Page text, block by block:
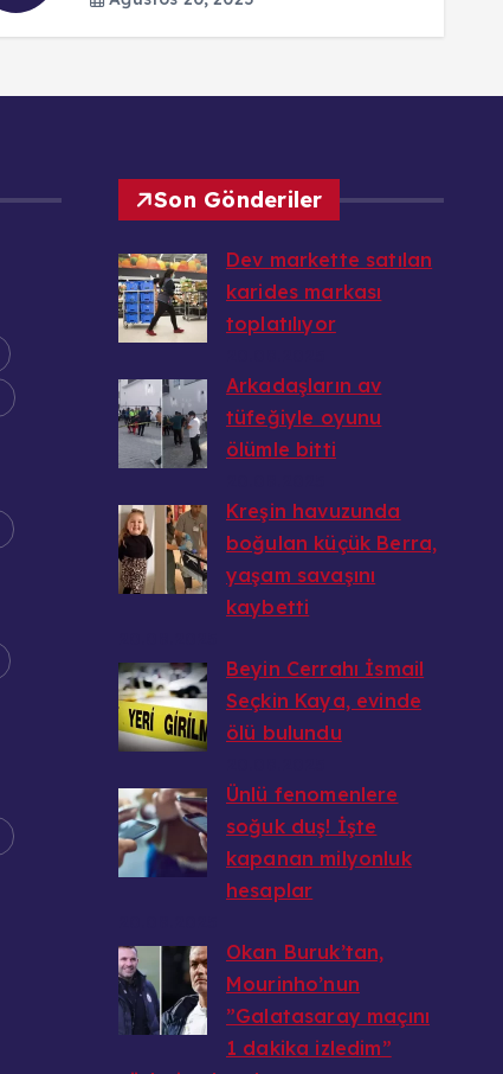
Son Gönderiler
Dev markette satılan
karides markası
toplatılıyor
Arkadaşların av
tüfeğiyle oyunu
ölümle bitti
Kreşin havuzunda
boğulan küçük Berra,
yaşam savaşını
kaybetti
Beyin Cerrahı İsmail
Seçkin Kaya, evinde
ölü bulundu
Ünlü fenomenlere
soğuk duş! İşte
kapanan milyonluk
hesaplar
Okan Buruk’tan,
Mourinho’nun
”Galatasaray maçını
1 dakika izledim”